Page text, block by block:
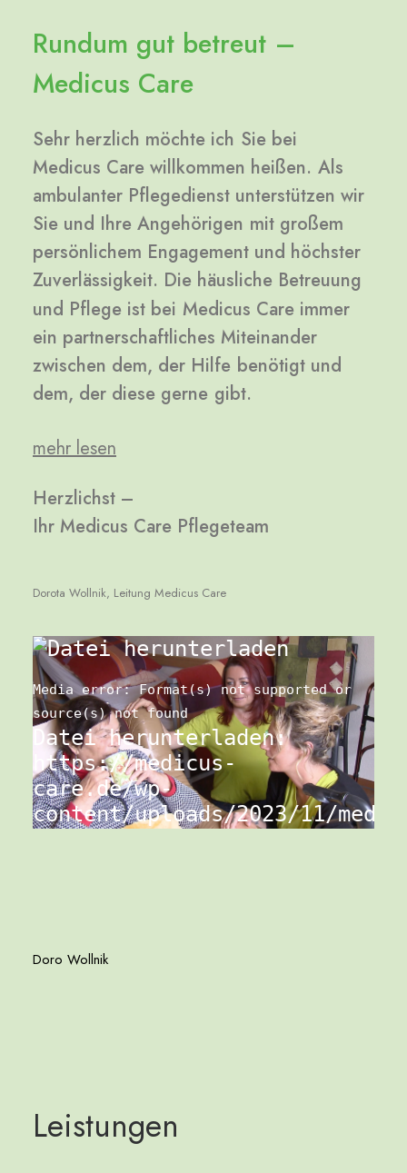
Rundum gut betreut –
Medicus Care
Sehr herzlich möchte ich Sie bei
Medicus Care willkommen heißen. Als
ambulanter Pflegedienst unterstützen wir
Sie und Ihre Angehörigen mit großem
persönlichem Engagement und höchster
Zuverlässigkeit. Die häusliche Betreuung
und Pflege ist bei Medicus Care immer
ein partnerschaftliches Miteinander
zwischen dem, der Hilfe benötigt und
dem, der diese gerne gibt.
mehr lesen
Herzlichst –
Ihr Medicus Care Pflegeteam
Dorota Wollnik, Leitung Medicus Care
Media error: Format(s) not supported or
source(s) not found
Datei herunterladen:
https://medicus-
care.de/wp-
content/uploads/2023/11/
Doro Wollnik
Leistungen